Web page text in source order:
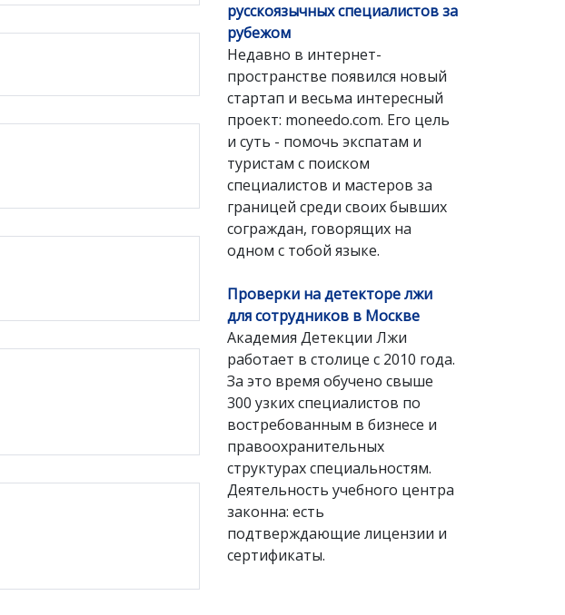
русскоязычных специалистов за
рубежом
Недавно в интернет-
пространстве появился новый
стартап и весьма интересный
проект: moneedo.com. Его цель
и суть - помочь экспатам и
туристам с поиском
специалистов и мастеров за
границей среди своих бывших
сограждан, говорящих на
одном с тобой языке.
Проверки на детекторе лжи
для сотрудников в Москве
Академия Детекции Лжи
работает в столице с 2010 года.
За это время обучено свыше
300 узких специалистов по
востребованным в бизнесе и
правоохранительных
структурах специальностям.
Деятельность учебного центра
законна: есть
подтверждающие лицензии и
сертификаты.